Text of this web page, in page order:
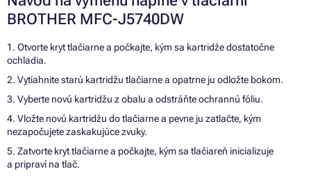
BROTHER MFC-J5740DW
1. Otvorte kryt tlačiarne a počkajte, kým sa kartridže dostatočne
ochladia.
2. Vytiahnite starú kartridžu tlačiarne a opatrne ju odložte bokom.
3. Vyberte novú kartridžu z obalu a odstráňte ochrannú fóliu.
4. Vložte novú kartridžu do tlačiarne a pevne ju zatlačte, kým
nezapočujete zaskakujúce zvuky.
5. Zatvorte kryt tlačiarne a počkajte, kým sa tlačiareň inicializuje
a pripraví na tlač.